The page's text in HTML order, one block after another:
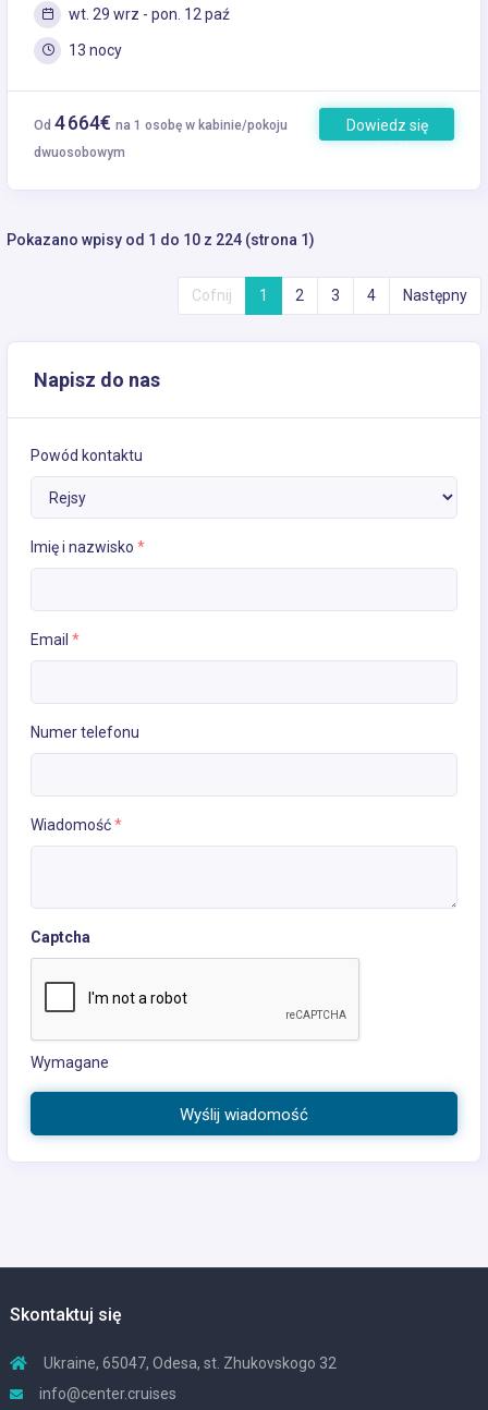
wt. 29 wrz - pon. 12 paź
13 nocy
Od 4 664€ na 1 osobę w kabinie/pokoju
dwuosobowym
Dowiedz się
więcej
Pokazano wpisy od 1 do 10 z 224 (strona 1)
Cofnij 1 2 3 4 Następny
Napisz do nas
Powód kontaktu
Imię i nazwisko *
Email *
Numer telefonu
Wiadomość*
Captcha
Wymagane
Wyślij wiadomość
Skontaktuj się
Ukraine, 65047, Odesa, st. Zhukovskogo 32
info@center.cruises